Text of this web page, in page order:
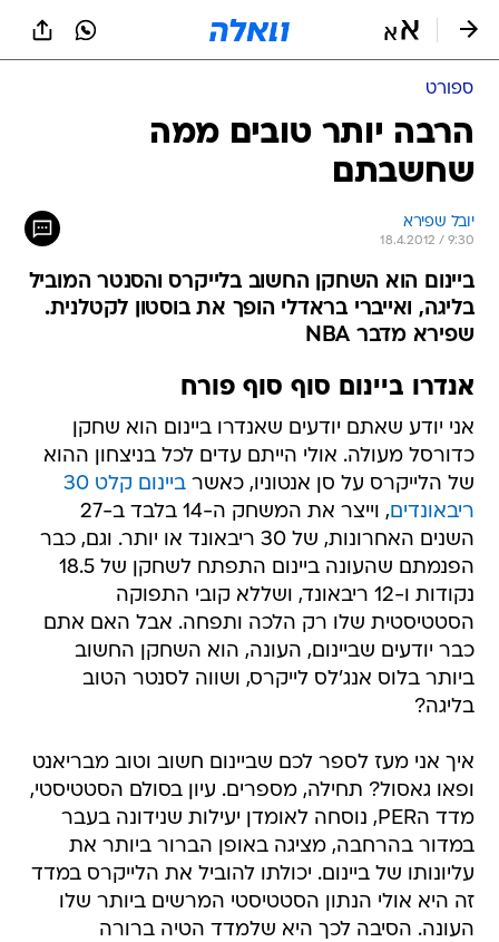
ספורט
הרבה יותר טובים ממה
שחשבתם
יובל שפירא
18.4.2012 / 9:30
ביינום הוא השחקן החשוב בלייקרס והסנטר המוביל
בליגה, ואייברי בראדלי הופך את בוסטון לקטלנית.
שפירא מדבר NBA
אנדרו ביינום סוף סוף פורח
אני יודע שאתם יודעים שאנדרו ביינום הוא שחקן
כדורסל מעולה. אולי הייתם עדים לכל בניצחון ההוא
של הלייקרס על סן אנטוניו, כאשר
ביינום קלט 30
ריבאונדים
, וייצר את המשחק ה-14 בלבד ב-27
השנים האחרונות, של 30 ריבאונד או יותר. וגם, כבר
הפנמתם שהעונה ביינום התפתח לשחקן של 18.5
נקודות ו-12 ריבאונד, ושללא קובי התפוקה
הסטטיסטית שלו רק הלכה ותפחה. אבל האם אתם
כבר יודעים שביינום, העונה, הוא השחקן החשוב
ביותר בלוס אנג'לס לייקרס, ושווה לסנטר הטוב
בליגה?
איך אני מעז לספר לכם שביינום חשוב וטוב מבריאנט
ופאו גאסול? תחילה, מספרים. עיון בסולם הסטטיסטי,
מדד הPER, נוסחה לאומדן יעילות שנידונה בעבר
במדור בהרחבה, מציגה באופן הברור ביותר את
עליונותו של ביינום. יכולתו להוביל את הלייקרס במדד
זה היא אולי הנתון הסטטיסטי המרשים ביותר שלו
העונה. הסיבה לכך היא שלמדד הטיה ברורה